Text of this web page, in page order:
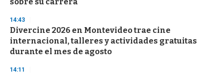
3
s
e
c
o
n
s
sobre su carrera
14:43
Divercine 2026 en Montevideo trae cine
internacional, talleres y actividades gratuitas
durante el mes de agosto
14:11